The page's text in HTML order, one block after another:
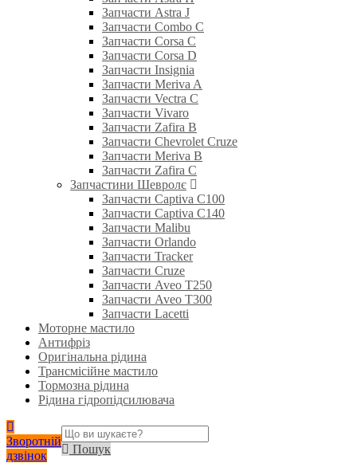
Запчасти Astra J
Запчасти Combo C
Запчасти Corsa C
Запчасти Corsa D
Запчасти Insignia
Запчасти Meriva A
Запчасти Vectra C
Запчасти Vivaro
Запчасти Zafira B
Запчасти Chevrolet Cruze
Запчасти Meriva B
Запчасти Zafira C
Запчастини Шевролє
Запчасти Captiva C100
Запчасти Captiva C140
Запчасти Malibu
Запчасти Orlando
Запчасти Tracker
Запчасти Cruze
Запчасти Aveo T250
Запчасти Aveo T300
Запчасти Lacetti
Моторне мастило
Антифріз
Оригінальна рідина
Трансмісійне мастило
Тормозна рідина
Рідина гідропідсилювача
Зворотній
дзвінок
Пошук